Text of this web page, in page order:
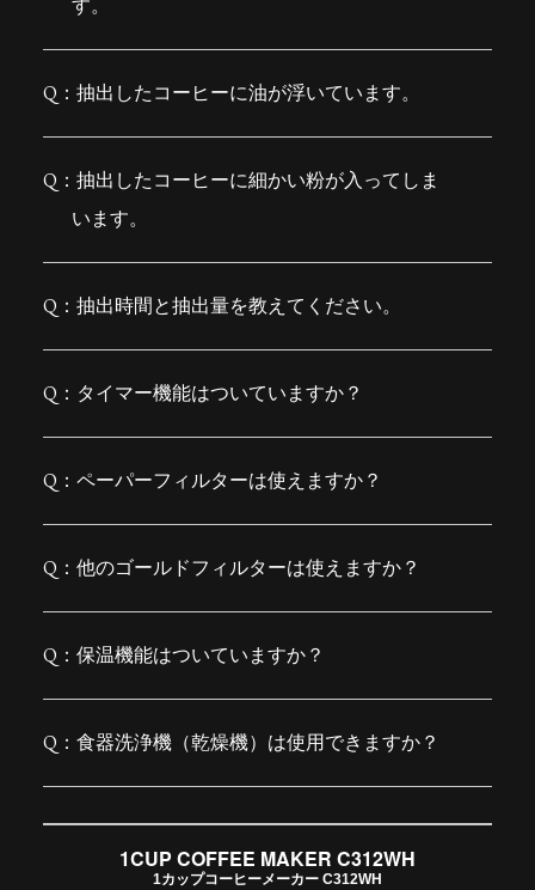
す。
抽出したコーヒーに油が浮いています。
抽出したコーヒーに細かい粉が入ってしま
います。
抽出時間と抽出量を教えてください。
タイマー機能はついていますか？
ペーパーフィルターは使えますか？
他のゴールドフィルターは使えますか？
保温機能はついていますか？
食器洗浄機（乾燥機）は使用できますか？
1CUP COFFEE MAKER C312WH
1カップコーヒーメーカー C312WH